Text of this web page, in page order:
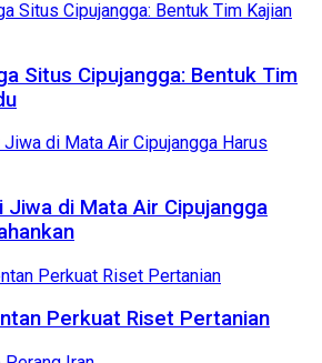
Situs Cipujangga: Bentuk Tim
Jiwa di Mata Air Cipujangga
Perkuat Riset Pertanian